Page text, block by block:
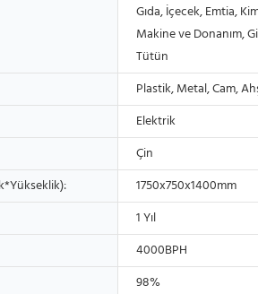
Gıda, İçecek, Emtia,
Makine ve Donanım,
Tütün
Plastik, Metal, Cam,
Elektrik
Çin
1750x750x1400mm
1 Yıl
4000BPH
98%